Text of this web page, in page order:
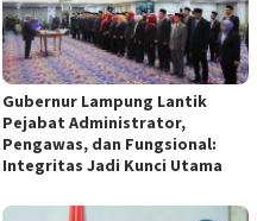
Gubernur Lampung Lantik
Pejabat Administrator,
Pengawas, dan Fungsional:
Integritas Jadi Kunci Utama